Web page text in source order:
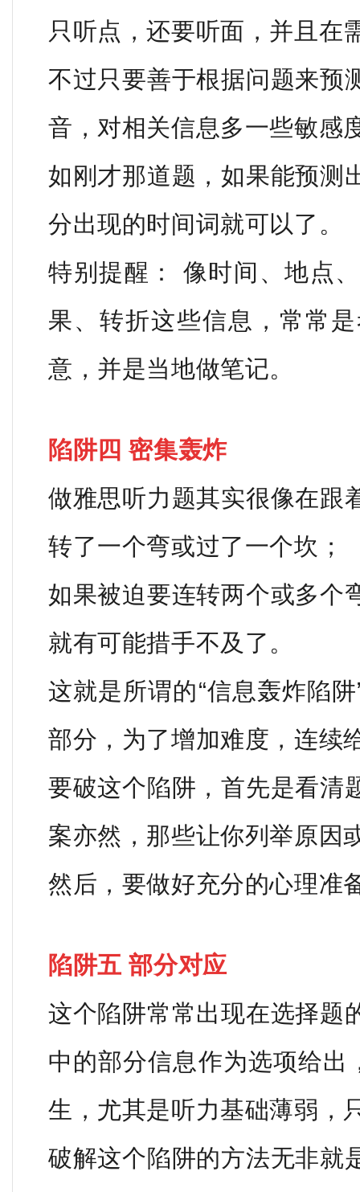
只听点，还要听面，并且在
不过只要善于根据问题来预
音，对相关信息多一些敏感
如刚才那道题，如果能预测
分出现的时间词就可以了。
特别提醒： 像时间、地点
果、转折这些信息，常常
意，并是当地做笔记。
陷阱四 密集轰炸
做雅思听力题其实很像在跟
转了一个弯或过了一个坎；
如果被迫要连转两个或多个
就有可能措手不及了。
这就是所谓的“信息轰炸陷
部分，为了增加难度，连续
要破这个陷阱，首先是看清
案亦然，那些让你列举原因
然后，要做好充分的心理准
陷阱五 部分对应
这个陷阱常常出现在选择题
中的部分信息作为选项给出
生，尤其是听力基础薄弱，
破解这个陷阱的方法无非就